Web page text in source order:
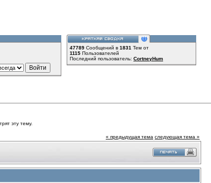
47789 Сообщений в 1831 Тем от
1115 Пользователей
Последний пользователь: CortneyHum
эту тему.
« предыдущая тема следующая тема »